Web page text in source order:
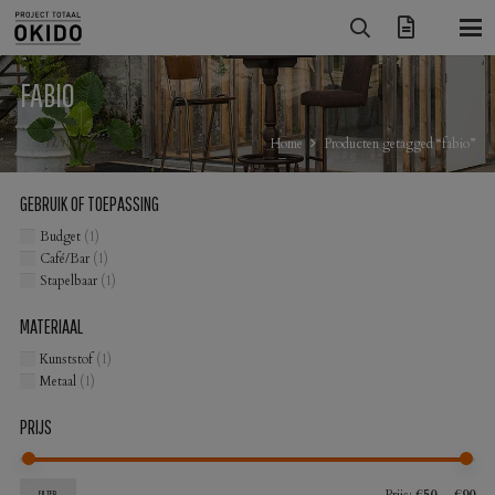
FABIO
Home Producten getagged “fabio”
GEBRUIK OF TOEPASSING
Budget (1)
Café/Bar (1)
Stapelbaar (1)
MATERIAAL
Kunststof (1)
Metaal (1)
PRIJS